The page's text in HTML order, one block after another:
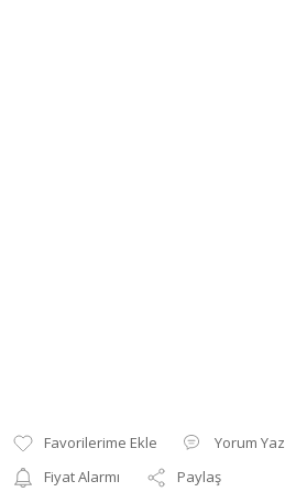
Yorum Yaz
Fiyat Alarmı
Paylaş